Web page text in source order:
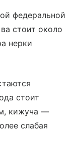
федеральной
стоит около
нерки
стоит
кижуча —
слабая